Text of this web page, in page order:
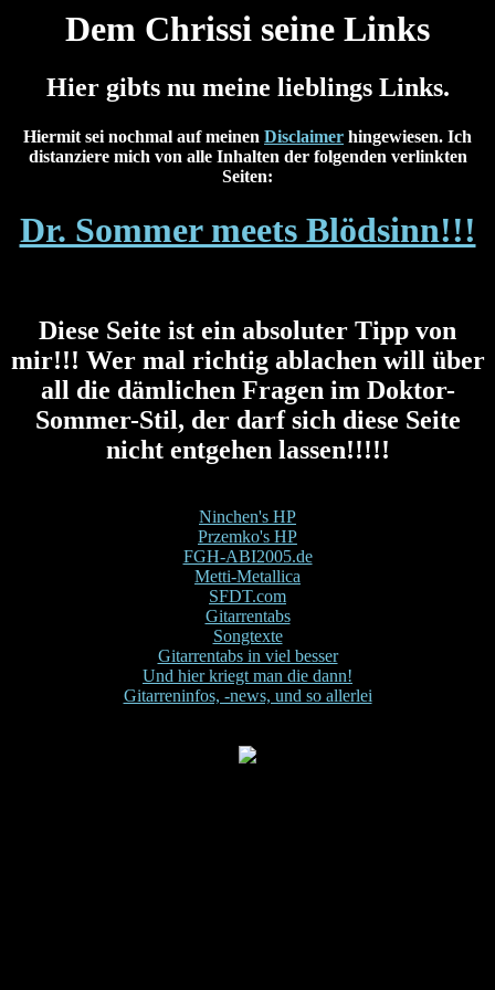
Dem Chrissi seine Links
Hier gibts nu meine lieblings Links.
Hiermit sei nochmal auf meinen Disclaimer hingewiesen. Ich
distanziere mich von alle Inhalten der folgenden verlinkten
Seiten:
Dr. Sommer meets Blödsinn!!!
Diese Seite ist ein absoluter Tipp von
mir!!! Wer mal richtig ablachen will über
all die dämlichen Fragen im Doktor-
Sommer-Stil, der darf sich diese Seite
nicht entgehen lassen!!!!!
Ninchen's HP
Przemko's HP
FGH-ABI2005.de
Metti-Metallica
SFDT.com
Gitarrentabs
Songtexte
Gitarrentabs in viel besser
Und hier kriegt man die dann!
Gitarreninfos, -news, und so allerlei